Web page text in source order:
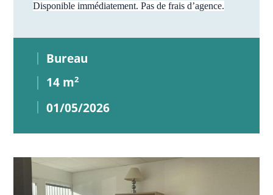
Disponible immédiatement. Pas de frais d’agence.
Bureau
14 m2
01/05/2026